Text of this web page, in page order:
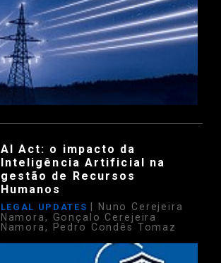
AI Act: o impacto da
Inteligência Artificial na
gestão de Recursos
Humanos
LEGAL UPDATES | Nuno Cerejeira
Namora, Gonçalo Cerejeira
Namora, Pedro Condês Tomaz